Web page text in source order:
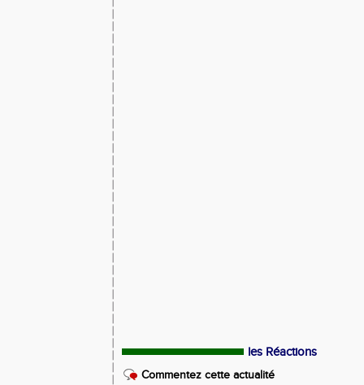
les Réactions
Commentez cette actualité